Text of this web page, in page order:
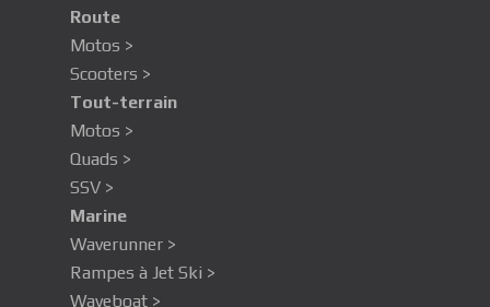
Route
Motos >
Scooters >
Tout-terrain
Motos >
Quads >
SSV >
Marine
Waverunner >
Rampes à Jet Ski >
Waveboat >